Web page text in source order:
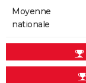
Moyenne
nationale